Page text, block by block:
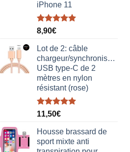
iPhone 11
Note5.00
8,90€
Lot de 2: câble
chargeur/synchronisation
USB type-C de 2
mètres en nylon
résistant (rose)
Note5.00
11,50€
Housse brassard de
sport mixte anti